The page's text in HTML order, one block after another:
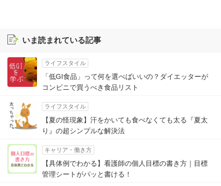
いま読まれている記事
ライフスタイル
「低GI食品」って何を選べばいいの？ダイエッターが
コンビニで買うべき食品リスト
ライフスタイル
【夏の怪現象】汗をかいても食べなくても太る『夏太
り』の超シンプルな解決法
キャリア・働き方
【具体例でわかる】看護師の個人目標の書き方｜目標
管理シートがパッと書ける！